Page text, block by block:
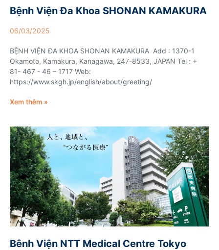
Bệnh Viện Đa Khoa SHONAN KAMAKURA
06/03/2025
BỆNH VIỆN ĐA KHOA SHONAN KAMAKURA Add : 1370-1
Okamoto, Kamakura, Kanagawa, 247-8533, JAPAN Tel : +
81- 467 - 46 – 1717 Web:
https://www.skgh.jp/english/about/greeting/
Xem thêm »
Bênh Viện NTT Medical Centre Tokyo